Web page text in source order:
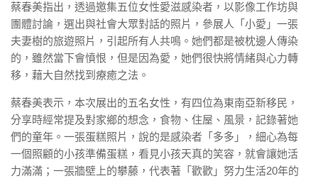
蔡春美指出，透過邀集五位女性愛滋感染者，以影像工作坊與
團體討論，選出與社會大眾對話的照片，參展人「小愛」一張
夫妻樹的旅遊照片，引起所有人共鳴。她們都是被枕邊人傳染
的，雖然當下會憤恨，但是因為愛，她們很快將情緒與心力轉
移，藉大自然找到療癒之法。
蔡春美表示，本次展出的五名女性，有四位為東南亞新移民，
分享時經常提及對家鄉的想念，食物、住屋、風景，記錄著她
們的童年。一張蛋糕照片，說的是感染者「多多」，細心為每
一個照顧的小孩準備蛋糕，看見小孩天真的笑容，就會讓她活
力滿滿；一張牆壁上的攀藤，代表著「歡歡」努力生活20年的